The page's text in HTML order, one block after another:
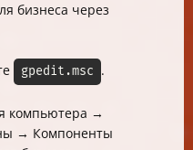
бизнеса через
gpedit.msc .
компьютера →
→ Компоненты